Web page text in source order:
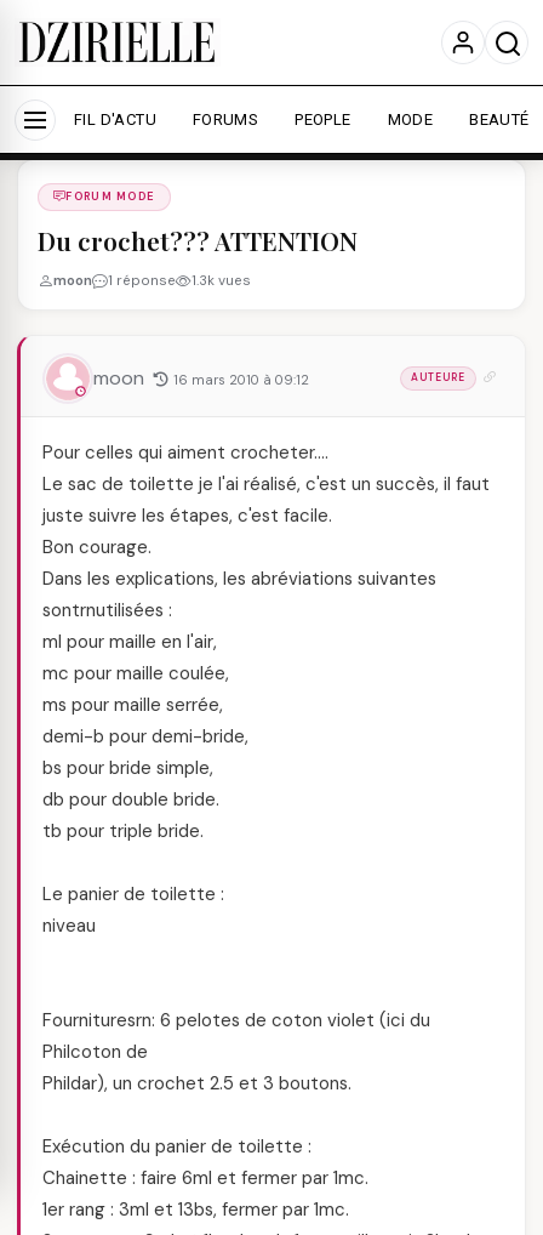
Nous utilisons des cookies pour améliorer votre
expérience et mesurer l'audience.
En savoir plus
Accepter tout Personnaliser
FIL D'ACTU FORUMS PEOPLE MODE BEAUTÉ
Forums
FORUM MODE
Du crochet??? ATTENTION
moon 1 réponse 1.3k vues
moon 16 mars 2010 à 09:12 AUTEURE
Pour celles qui aiment crocheter….
Le sac de toilette je l'ai réalisé, c'est un succès, il faut
juste suivre les étapes, c'est facile.
Bon courage.
Dans les explications, les abréviations suivantes
sontrnutilisées :
ml pour maille en l'air,
mc pour maille coulée,
ms pour maille serrée,
demi-b pour demi-bride,
bs pour bride simple,
db pour double bride.
tb pour triple bride.
Le panier de toilette :
niveau
Fournituresrn: 6 pelotes de coton violet (ici du
Philcoton de
Phildar), un crochet 2.5 et 3 boutons.
Exécution du panier de toilette :
Chainette : faire 6ml et fermer par 1mc.
1er rang : 3ml et 13bs, fermer par 1mc.